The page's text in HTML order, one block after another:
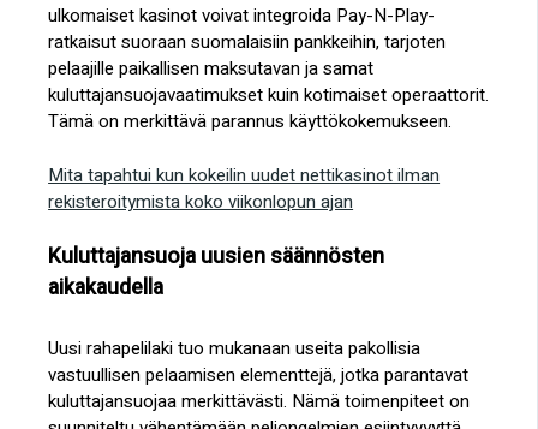
ulkomaiset kasinot voivat integroida Pay-N-Play-
ratkaisut suoraan suomalaisiin pankkeihin, tarjoten
pelaajille paikallisen maksutavan ja samat
kuluttajansuojavaatimukset kuin kotimaiset operaattorit.
Tämä on merkittävä parannus käyttökokemukseen.
Mita tapahtui kun kokeilin uudet nettikasinot ilman
rekisteroitymista koko viikonlopun ajan
Kuluttajansuoja uusien säännösten
aikakaudella
Uusi rahapelilaki tuo mukanaan useita pakollisia
vastuullisen pelaamisen elementtejä, jotka parantavat
kuluttajansuojaa merkittävästi. Nämä toimenpiteet on